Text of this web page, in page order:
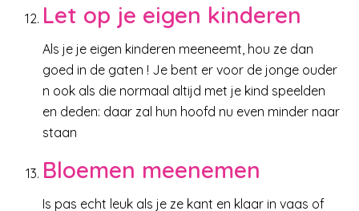
Let op je eigen kinderen
Als je je eigen kinderen meeneemt, hou ze dan
goed in de gaten ! Je bent er voor de jonge ouder
n ook als die normaal altijd met je kind speelden
en deden: daar zal hun hoofd nu even minder naar
staan
Bloemen meenemen
Is pas echt leuk als je ze kant en klaar in vaas of